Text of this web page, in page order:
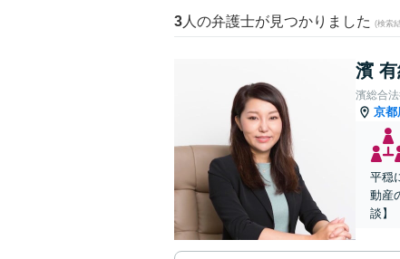
3 人の弁護士が見つかりました (検索
濱
濱総合
京都
平穏
動産
談】